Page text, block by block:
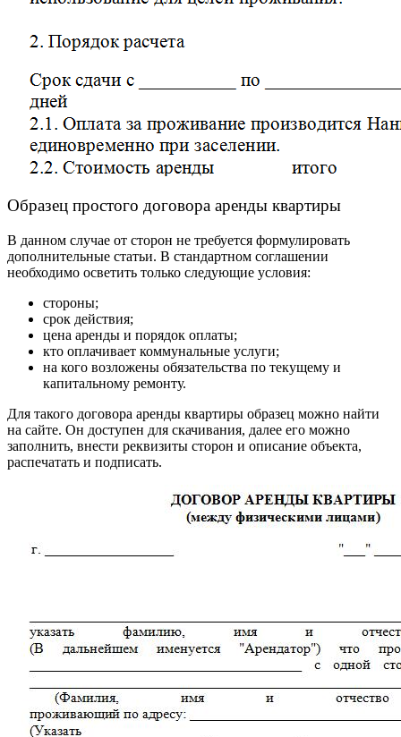
Образец простого договора аренды квартиры
В данном случае от сторон не требуется формулировать
дополнительные статьи. В стандартном соглашении
необходимо осветить только следующие условия:
стороны;
срок действия;
цена аренды и порядок оплаты;
кто оплачивает коммунальные услуги;
на кого возложены обязательства по текущему и
капитальному ремонту.
Для такого договора аренды квартиры образец можно найти
на сайте. Он доступен для скачивания, далее его можно
заполнить, внести реквизиты сторон и описание объекта,
распечатать и подписать.